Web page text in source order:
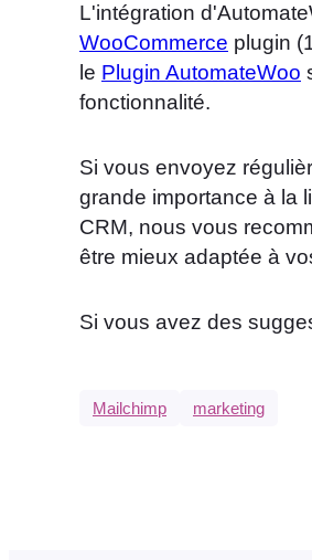
L'intégration
WooCommerce plugin
le Plugin AutomateWoo
fonctionnalité.
Si vous envoyez
grande importance à la
CRM, nous vous
être mieux adaptée à
Si vous avez des
Mailchimp marketing